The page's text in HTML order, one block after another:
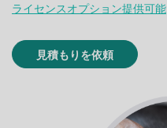
ライセンスオプション提供可能
見積もりを依頼